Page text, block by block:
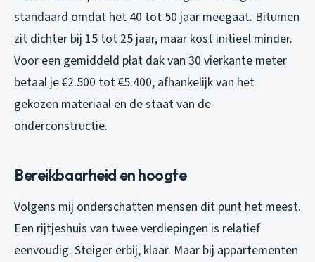
standaard omdat het 40 tot 50 jaar meegaat. Bitumen
zit dichter bij 15 tot 25 jaar, maar kost initieel minder.
Voor een gemiddeld plat dak van 30 vierkante meter
betaal je €2.500 tot €5.400, afhankelijk van het
gekozen materiaal en de staat van de
onderconstructie.
Bereikbaarheid en hoogte
Volgens mij onderschatten mensen dit punt het meest.
Een rijtjeshuis van twee verdiepingen is relatief
eenvoudig. Steiger erbij, klaar. Maar bij appartementen